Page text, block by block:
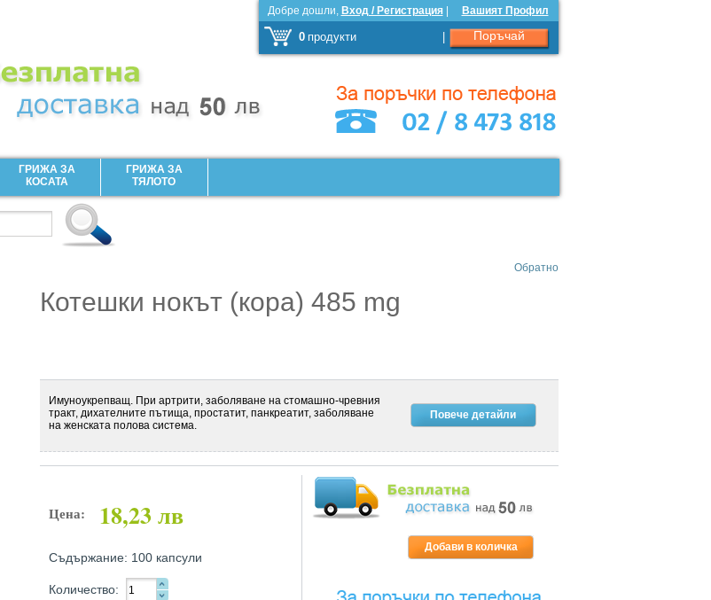
Добре дошли, Вход / Регистрация| Вашият Профил
0 продукти Поръчай
ГРИЖА ЗА
КОСАТА
ГРИЖА ЗА
ТЯЛОТО
Обратно
Котешки нокът (кора) 485 mg
Имуноукрепващ. При артрити, заболяване на стомашно-чревния
тракт, дихателните пътища, простатит, панкреатит, заболяване
на женската полова система.
Повече детайли
Цена: 18,23 лв
Съдържание: 100 капсули
Количество: